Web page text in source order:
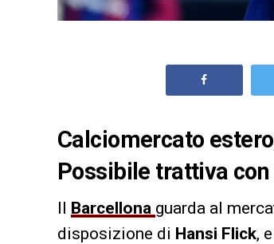
Calciomercato
Possibile trattiva
Il Barcellona guarda al
disposizione di Hansi Flick,